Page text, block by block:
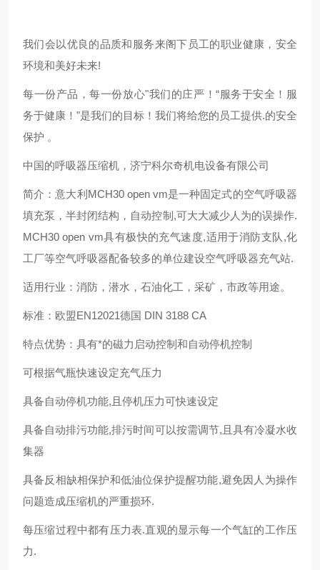
我们会以优良的品质和服务来阁下员工的职业健康，安全
环境和美好未来!
每一份产品，每一份放心"我们的庄严！“服务于安全！服
务于健康！"是我们的目标！我们将给您的员工提供.的安全
保护 。
中国的呼吸器压缩机，济宁科尔奇机电设备有限公司
简介：意大利MCH30 open vm是一种固定式的空气呼吸器
填充泵，半封闭结构，自动控制,可大大减少人为的误操作.
MCH30 open vm具有极快的充气速度,适用于消防支队,化
工厂等空气呼吸器配备较多的单位建设空气呼吸器充气站.
适用行业：消防，潜水，石油化工，采矿，市政等用途。
标准：欧盟EN12021德国 DIN 3188 CA
特点优势：具有*的磁力启动控制和自动停机控制
可根据气瓶快速设定充气压力
具备自动停机功能,且停机压力可快速设定
具备自动排污功能,排污时间可以按需调节,且具有冷凝水收
集器
具备反相缺相保护和低油位保护提醒功能,避免因人为操作
问题造成压缩机的严重损环.
每压缩过程中都有压力表.直观的显示每一个气缸的工作压
力.